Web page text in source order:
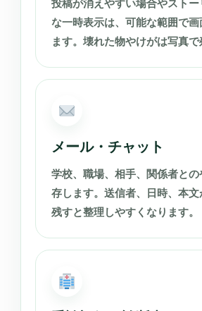
投稿が消えやすい場合やストー
な一時表示は、可能な範囲で画
ます。壊れた物やけがは写真で
メール・チャット
学校、職場、相手、関係者と
存します。送信者、日時、本
残すと整理しやすくなります。